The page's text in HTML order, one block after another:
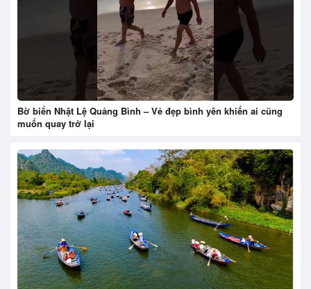
Bờ biển Nhật Lệ Quảng Bình – Vẻ đẹp bình yên khiến ai cũng
muốn quay trở lại